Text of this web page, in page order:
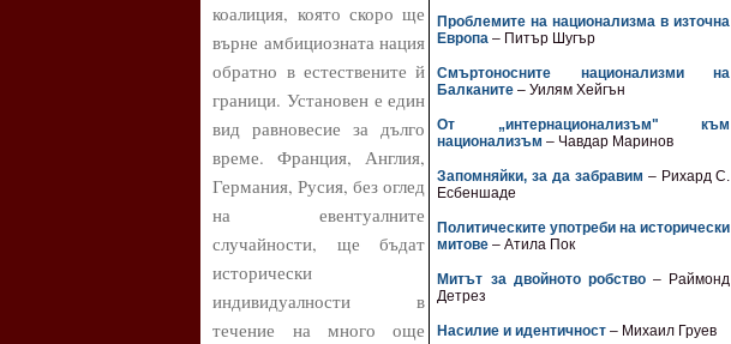
Проблемите на национализма в източна
Европа – Питър Шугър
Смъртоносните национализми на
Балканите – Уилям Хейгън
От „интернационализъм" към
национализъм – Чавдар Маринов
Запомняйки, за да забравим – Рихард С.
Есбеншаде
Политическите употреби на исторически
митове – Атила Пок
Митът за двойното робство – Раймонд
Детрез
Насилие и идентичност – Михаил Груев
коалиция, която скоро ще
върне амбициозната нация
обратно в естествените й
граници. Установен е един
вид равновесие за дълго
време. Франция, Англия,
Германия, Русия, без оглед
на евентуалните
случайности, ще бъдат
исторически
индивидуалности в
течение на много още